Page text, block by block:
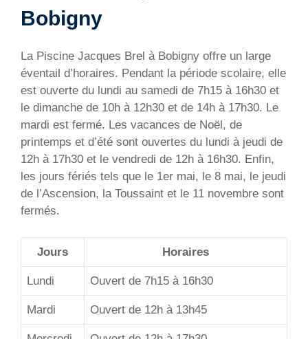
Bobigny
La Piscine Jacques Brel à Bobigny offre un large
éventail d’horaires. Pendant la période scolaire, elle
est ouverte du lundi au samedi de 7h15 à 16h30 et
le dimanche de 10h à 12h30 et de 14h à 17h30. Le
mardi est fermé. Les vacances de Noël, de
printemps et d’été sont ouvertes du lundi à jeudi de
12h à 17h30 et le vendredi de 12h à 16h30. Enfin,
les jours fériés tels que le 1er mai, le 8 mai, le jeudi
de l’Ascension, la Toussaint et le 11 novembre sont
fermés.
Jours Horaires
Lundi Ouvert de 7h15 à 16h30
Mardi Ouvert de 12h à 13h45